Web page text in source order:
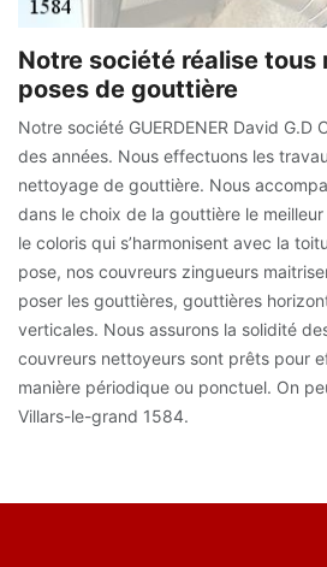
Notre société réalise
poses de gouttière
Notre société GUERDENER David
des années. Nous effectuons les
nettoyage de gouttière. Nous
dans le choix de la gouttière le
le coloris qui s’harmonisent avec la
pose, nos couvreurs zingueurs
poser les gouttières, gouttières
verticales. Nous assurons la solidité
couvreurs nettoyeurs sont prêts pour
manière périodique ou ponctuel. On
Villars-le-grand 1584.